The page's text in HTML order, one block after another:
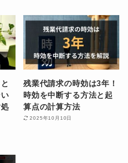
残業代請求の時効は3年！
時効を中断する方法と起
算点の計算方法
2025年10月10日